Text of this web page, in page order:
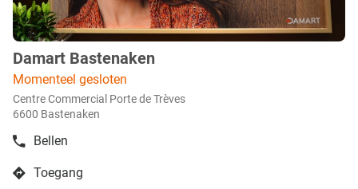
boetiek
:
Damart Bastenaken
Momenteel gesloten
Centre Commercial Porte de Trèves
6600 Bastenaken
Bellen
de
DamartToegang
naar